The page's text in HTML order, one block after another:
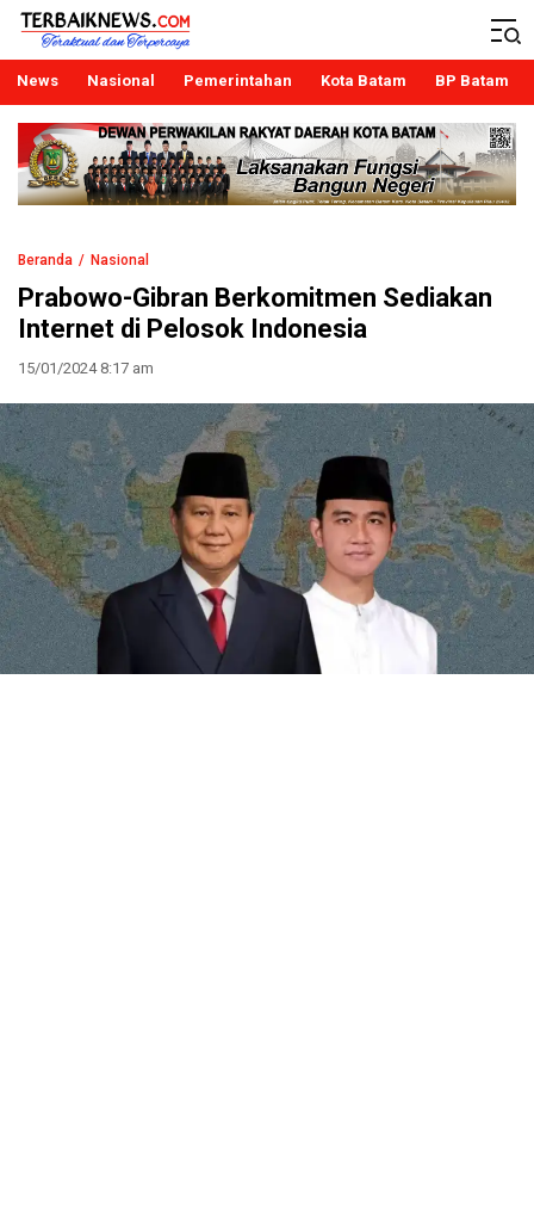
Terbaiknews
Teraktual dan Terpercaya
News Nasional Pemerintahan Kota Batam BP Batam
Beranda Nasional
Prabowo-Gibran Berkomitmen Sediakan
Internet di Pelosok Indonesia
15/01/2024 8:17 am